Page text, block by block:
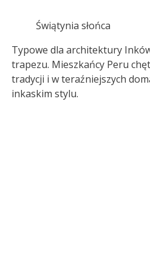
Świątynia słońca
Typowe dla architektury
trapezu. Mieszkańcy Peru
tradycji i w teraźniejszych
inkaskim stylu.